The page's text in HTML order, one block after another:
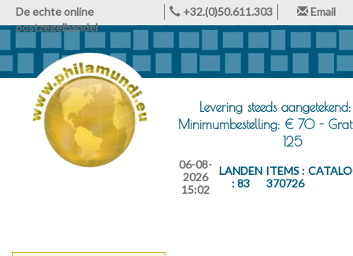
De echte online
postzegelhandel
+32.(0)50.611.303 Email
Levering steeds
Minimumbestelling: € 70 -
125
06-08-
2026
15:02
LANDEN
: 83
ITEMS :
370726